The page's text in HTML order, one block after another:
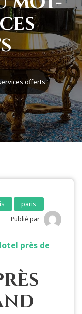
offerts"
paris
Publié par
près de